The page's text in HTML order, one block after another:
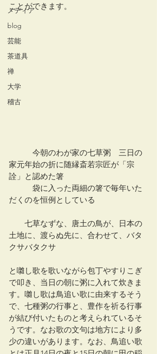
メディア
blog
芸能
茶道具
禅
大学
稽古
ことができます。
今朝のわが家の七草粥　三日の
家元年始の折に随縁斎若宗匠が「宗
詮」と認めた箸
袋に入った両細の箸で毎年いた
だくのを恒例としている
七草なずな、唐土の鳥が、日本の
土地に、渡らぬ先に、合わせて、バタ
クサバタクサ
と囃し歌を歌いながら包丁やすりこぎ
で叩き、当日の朝に粥に入れて炊きま
す。囃し歌は鳥追い歌に由来するそう
で、七種粥の行事と、豊作を祈る行事
が結び付いたものと考えられているそ
うです。なお歌の文句は地方により多
少の違いがあります。なお、鳥追い歌